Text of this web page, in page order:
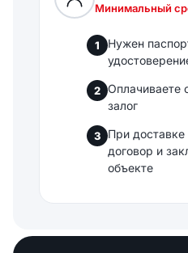
Минимальный
1
Нужен
2 Оплачиваете
залог
3
При доставке
договор и
объекте